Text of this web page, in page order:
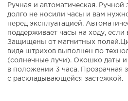
Ручная и автоматическая. Ручной
долго не носили часы и вам
перед эксплуатацией.
поддерживает часы на ходу, если
Защищены от магнитных
виде штрихов выполнен по
(солнечные лучи). Окошко даты и
в положении 3 часа. Прозрачная
с раскладывающейся застежкой.